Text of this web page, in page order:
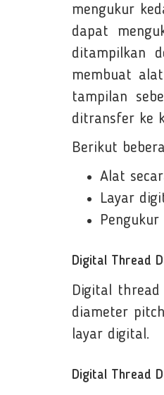
mengukur
dapat
ditampilkan
membuat
tampilan
ditransfer ke
Berikut
Alat
Layar
Digital Thread
Digital thread
diameter
layar digital.
Digital Thread